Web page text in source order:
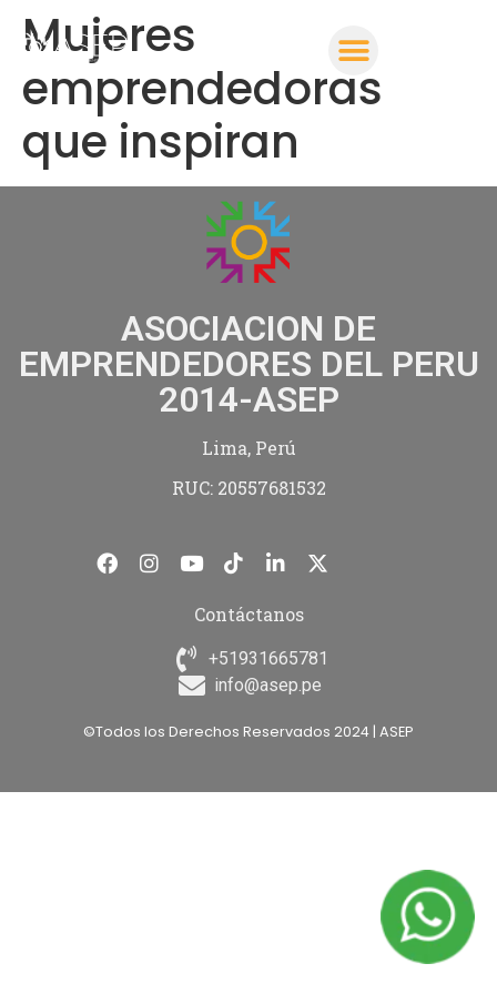
Mujeres
emprendedoras
que inspiran
ASOCIACION DE
EMPRENDEDORES DEL PERU
2014-ASEP
Lima, Perú
RUC: 20557681532
Contáctanos
+51931665781
info@asep.pe
©Todos los Derechos Reservados 2024 | ASEP